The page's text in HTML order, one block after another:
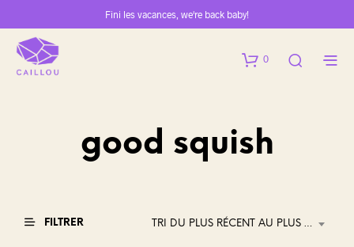
Fini les vacances, we're back baby!
0
good squish
FILTRER TRI DU PLUS RÉCENT AU PLUS ANCIEN